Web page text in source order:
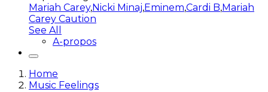
Mariah Carey,Nicki Minaj,Eminem,Cardi B,Mariah
Carey Caution
See All
A-propos
Home
Music Feelings